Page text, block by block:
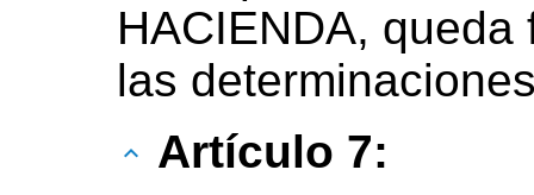
HACIENDA,
las
Artículo 7: